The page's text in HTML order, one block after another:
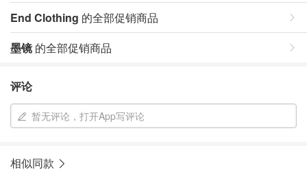
End Clothing 的全部促销商品
墨镜 的全部促销商品
评论
暂无评论，打开App写评论
相似同款